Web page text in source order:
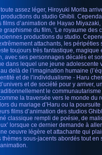
assez léger, Hiroyuki Morita
du studio Ghibli.
d’animation de Hayao
graphisme du film, ‘Le royaume des
productions du studio.
attachants, les
toujours très fantastique,
avec ses personnages décalés et
dans lequel une jeune
delà de l’imagination humaine
et de l’individualisme - Haru
et de société pour y arriver,
le
la traversée vers le monde du
du mariage d’Haru ou la
films d’animation des studios
classique rempli de poésie, de
lorsque ce dernier demande à
oeuvre légère et attachante qui
sous-jacents abordés tout